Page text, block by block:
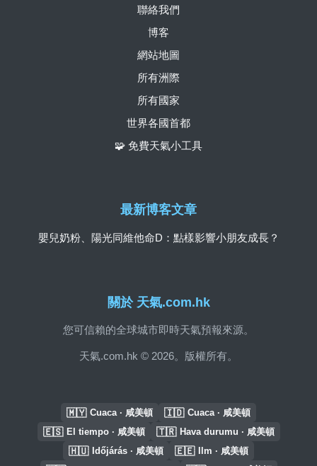
關於 天氣.com.hk
您可信賴的全球城市即時天氣預報來源。
天氣.com.hk © 2026。版權所有。
聯絡我們
博客
網站地圖
所有洲際
所有國家
世界各國首都
🧩 免費天氣小工具
最新博客文章
嬰兒奶粉、陽光同維他命D：點樣影響小朋友成長？
🇲🇾 Cuaca · 咸美頓 🇮🇩 Cuaca · 咸美頓
🇪🇸 El tiempo · 咸美頓 🇹🇷 Hava durumu · 咸美頓
🇭🇺 Időjárás · 咸美頓 🇪🇪 Ilm · 咸美頓